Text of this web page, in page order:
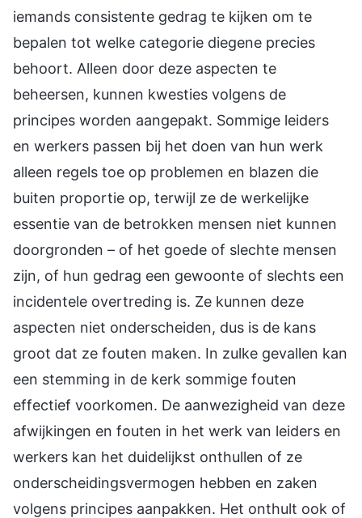
iemands consistente gedrag te kijken om te
bepalen tot welke categorie diegene precies
behoort. Alleen door deze aspecten te
beheersen, kunnen kwesties volgens de
principes worden aangepakt. Sommige leiders
en werkers passen bij het doen van hun werk
alleen regels toe op problemen en blazen die
buiten proportie op, terwijl ze de werkelijke
essentie van de betrokken mensen niet kunnen
doorgronden – of het goede of slechte mensen
zijn, of hun gedrag een gewoonte of slechts een
incidentele overtreding is. Ze kunnen deze
aspecten niet onderscheiden, dus is de kans
groot dat ze fouten maken. In zulke gevallen kan
een stemming in de kerk sommige fouten
effectief voorkomen. De aanwezigheid van deze
afwijkingen en fouten in het werk van leiders en
werkers kan het duidelijkst onthullen of ze
onderscheidingsvermogen hebben en zaken
volgens principes aanpakken. Het onthult ook of